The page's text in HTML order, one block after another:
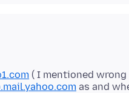
( I mentioned